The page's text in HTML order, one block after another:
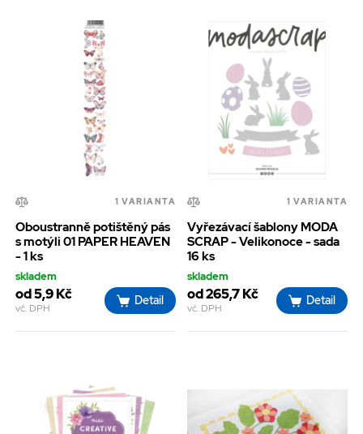
1 VARIANTA
Oboustranně potištěný pás
s motýli 01 PAPER HEAVEN
- 1 ks
skladem
od 5,9 Kč
vč. DPH
Detail
1 VARIANTA
Vyřezávací šablony MODA
SCRAP - Velikonoce - sada
16 ks
skladem
od 265,7 Kč
vč. DPH
Detail